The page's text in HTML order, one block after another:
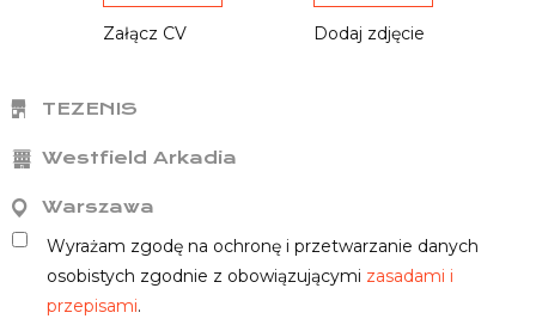
Załącz CV Dodaj zdjęcie
TEZENIS
Westfield Arkadia
Warszawa
Wyrażam zgodę na ochronę i przetwarzanie danych
osobistych zgodnie z obowiązującymi zasadami i
przepisami.